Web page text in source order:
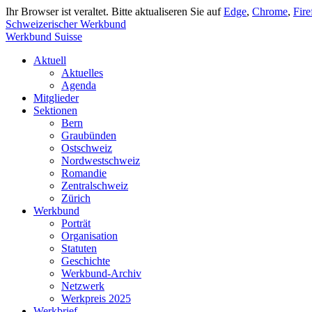
Ihr Browser ist veraltet. Bitte aktualiseren Sie aufEdge, Chrome,
Schweizerischer Werkbund
Werkbund Suisse
Aktuell
Aktuelles
Agenda
Mitglieder
Sektionen
Bern
Graubünden
Ostschweiz
Nordwestschweiz
Romandie
Zentralschweiz
Zürich
Werkbund
Porträt
Organisation
Statuten
Geschichte
Werkbund-Archiv
Netzwerk
Werkpreis 2025